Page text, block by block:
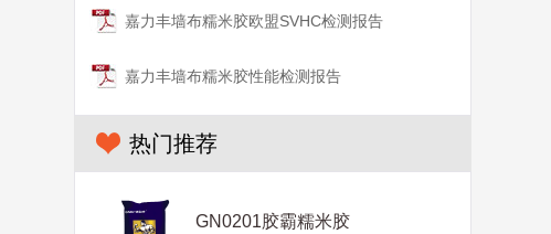
嘉力丰墙布糯米胶欧盟SVHC检测报告
嘉力丰墙布糯米胶性能检测报告
热门推荐
GN0201胶霸糯米胶